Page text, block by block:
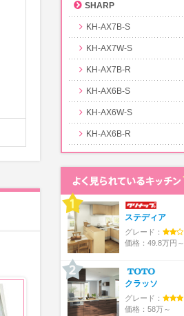
SHARP
KH-AX7B-S
KH-AX7W-S
KH-AX7B-R
KH-AX6B-S
KH-AX6W-S
KH-AX6B-R
ステディア
グレード：
価格：49.8万円～
クラッソ
グレード：
価格：58万～